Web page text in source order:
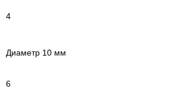
4
Диаметр 10 мм
6